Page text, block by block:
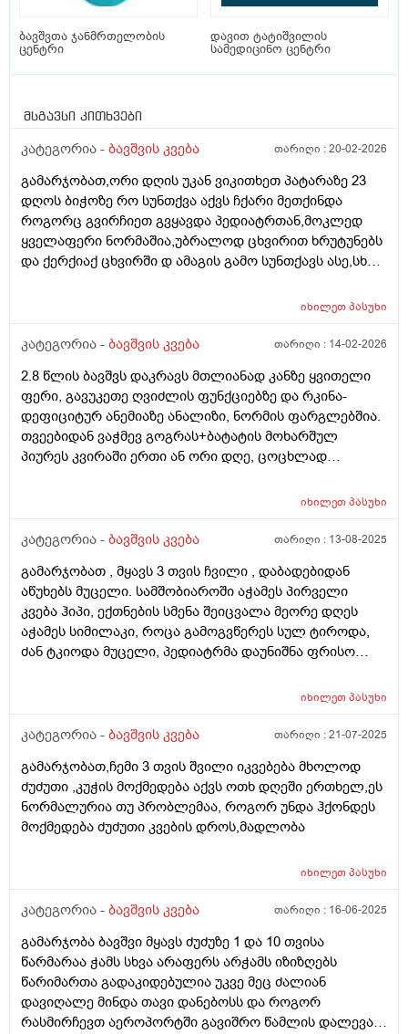
ბავშვთა ჯანმრთელობის
ცენტრი
დავით ტატიშვილის
სამედიცინო ცენტრი
მსგავსი კითხვები
კატეგორია - ბავშვის კვება თარიღი :20-02-2026
გამარჯობათ,ორი დღის უკან ვიკითხეთ პატარაზე 23
დღოს ბიჭოზე რო სუნთქვა აქვს ჩქარი მეთქინდა
როგორც გვირჩიეთ გვყავდა პედიატრთან,მოკლედ
ყველაფერი ნორმაშია,უბრალოდ ცხვირით ხრუტუნებს
და ქერქიაქ ცხვირში დ ამაგის გამო სუნთქავს ასე,სხვა
დღის 4.600 დღეს ავწონეთ,ჭამს სიმილაკ გოლდ 1.
კიდევ უნდა,ამ საღამოთი არაფრით არ დაიძინა,90
სოსკას ისე წოვს ლამის გახიოს და ასეთ დროს 120 გრ
რო მივცეთ რამე დაშავდება?როცა მივეცით 120 გრ
შეჭამა და კაი ნაქეიფარივით გატრუნული იყო და
ეძინა კარგად,რას გვირჩევთ არ აღებინებს და
პირიქით ეძებს და გადავიყვანოთ პირდაპირ 120
როგორ ჯობია?და რას იტყვით კიდევ სიმილაკი
ორი ჭამა?ახალ დაბადებულზე მიცეს კლინიკაში და
დაკრისტალებული გავიდა კუჭშიო და ვერ მოინელაო
და ახლა ისეა რო არც ბოთლებს იწუნებს ნებისმიერი
სოსკიდან ჭამს ოღონდ ვაჭამოთ,პედიატრმა კი
გვითხრა ისე რო ცოტა ბევრიაო 120 გრამიო მაგრამ
გიჟადაა ქცეული და რავქნაათ?
იხილეთპასუხი
კატეგორია - ბავშვის კვება თარიღი : 14-02-2026
2.8 წლის ბავშვს დაკრავს მთლიანად კანზე ყვითელი
ფერი, გავუკეთე ღვიძლის ფუნქციებზე და რკინა-
დეფიციტურ ანემიაზე ანალიზი, ნორმის ფარგლებშია.
თვეებიდან ვაჭმევ გოგრას+ბატატის მოხარშულ
პიურეს კვირაში ერთი ან ორი დღე, ცოცხლად
სეზონზე მანდარინსაც საკმაოდ ბევრს მიირთმევდა.
სხვა რამე ანალიზი გავუკეთო კიდევ? ბავშვი აქტიურია
იხილეთპასუხი
კატეგორია - ბავშვის კვება თარიღი : 13-08-2025
გამარჯობათ , მყავს 3 თვის ჩვილი , დაბადებიდან
აწუხებს მუცელი. სამშობიაროში აჭამეს პირველი
კვება ჰიპი, ექთნების სმენა შეიცვალა მეორე დღეს
აჭამეს სიმილაკი, როცა გამოგვწერეს სულ ტიროდა,
ძან ტკიოდა მუცელი, პედიატრმა დაუნიშნა ფრისო
კურკლებივით გადიოდა ბავშვი, დაუნიშნა პეპ აცე, პეპ
კომფორტ არ, ჰიპის კომფორტიც ვაჭამე,
გააგიჟა. გაზების წამლები უარეს უშვრება. და ბოლოს
ფრისო მულტიო მიიღო კარგად, გაზები ისევ აწუხებს
მაგრამ არ ტირის, ვაჭმევ ფრისო მულტიოს 2 თვიდან.
თხის რძეს აქებს ბევრი და როგორია??? . ორი კვირაა
ხმები და ბოლომდე არ ჭამდა, პედიატრმა დაუნიშნა
ერთი დღე მხოლოდ ერთხელ დღეში და დაიწყო ჭამა,
ათი დღის მერე ისევ ისე დაიწყო, დავალევინე კიდევ
და ჭამს ხუთი დღეა გასული, სულ ორჯერ მივეცი
ქვამატელი და ანოტაციაში წავიკითხე რომ
ჩვილებისთვის არ წერია, ძალიან შემეშინდა,
საყურადღებო ხომ არ არის? პედიატრი მარწმუნებს
იხილეთპასუხი
კატეგორია - ბავშვის კვება თარიღი :21-07-2025
გამარჯობათ,ჩემი 3 თვის შვილი იკვებება მხოლოდ
ძუძუთი ,კუჭის მოქმედება აქვს ოთხ დღეში ერთხელ,ეს
ნორმალურია თუ პრობლემაა, როგორ უნდა ჰქონდეს
მოქმედება ძუძუთი კვების დროს,მადლობა
იხილეთპასუხი
კატეგორია - ბავშვის კვება თარიღი : 16-06-2025
გამარჯობა ბავშვი მყავს ძუძუზე 1 და 10 თვისა
წარმარაა ჭამს სხვა არაფერს არჭამს იზიზღებს
წარიმართა გადაკიდებულია უკვე მეც ძალიან
დავიღალე მინდა თავი დანებოსს და როგორ
რასმირჩევთ აეროპორტში გავიშრო წამლის დალევას